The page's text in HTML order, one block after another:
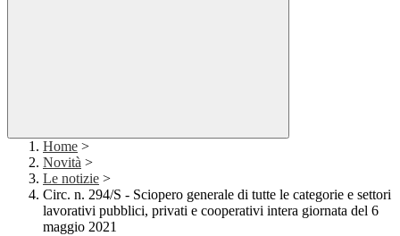
Home >
Novità >
Le notizie >
Circ. n. 294/S - Sciopero generale di tutte le categorie e settori
lavorativi pubblici, privati e cooperativi intera giornata del 6
maggio 2021